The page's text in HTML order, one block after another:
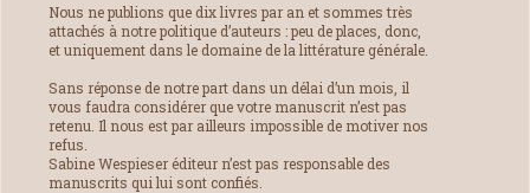
Nous ne publions que dix livres par an et sommes très
attachés à notre politique d’auteurs : peu de places, donc,
et uniquement dans le domaine de la littérature générale.
Sans réponse de notre part dans un délai d’un mois, il
vous faudra considérer que votre manuscrit n’est pas
retenu. Il nous est par ailleurs impossible de motiver nos
refus.
Sabine Wespieser éditeur n’est pas responsable des
manuscrits qui lui sont confiés.